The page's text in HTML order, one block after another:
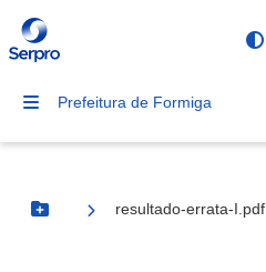
Prefeitura de Formiga
Botão Menu
resultado-errata-I.pdf